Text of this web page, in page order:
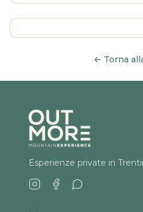
← Torna
Esperienze private in